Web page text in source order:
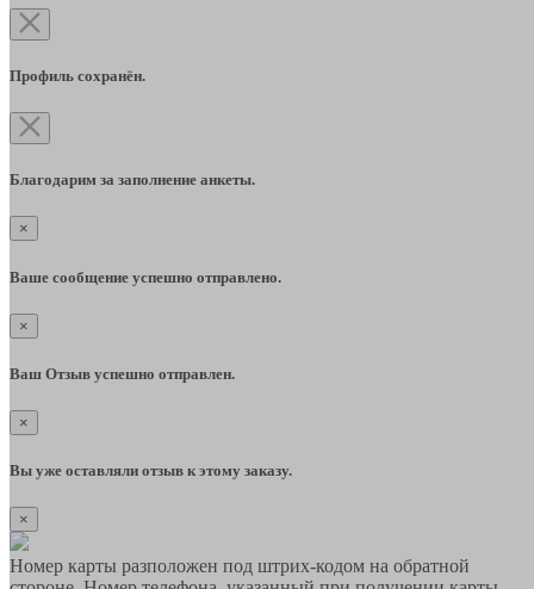
Профиль сохранён.
Благодарим за заполнение анкеты.
×
Ваше сообщение успешно отправлено.
×
Ваш Отзыв успешно отправлен.
×
Вы уже оставляли отзыв к этому заказу.
×
Номер карты разположен под штрих-кодом на обратной